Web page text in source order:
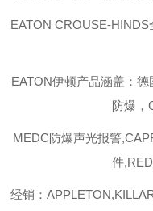
EATON CROUSE-HINDS
EATON伊顿产品涵盖：
防爆，
MEDC防爆声光报警
件
经销：